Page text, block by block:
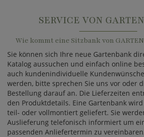
SERVICE VON
Wie kommt eine Sitzbank von
Sie können sich Ihre neue Gartenbank
Katalog aussuchen und einfach online
auch kundenindividuelle
werden, bitte sprechen Sie uns vor oder
Bestellung darauf an. Die Lieferzeiten
den Produktdetails. Eine Gartenbank
teil- oder vollmontiert geliefert. Sie
Auslieferung telefonisch informiert um
passenden Anliefertermin zu